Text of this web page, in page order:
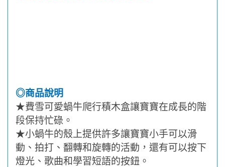
◎商品說明
★費雪可愛蝸牛爬行積木盒讓寶寶在成長的階
段保持忙碌。
★小蝸牛的殼上提供許多讓寶寶小手可以滑
動、拍打、翻轉和旋轉的活動，還有可以按下
燈光、歌曲和學習短語的按鈕。